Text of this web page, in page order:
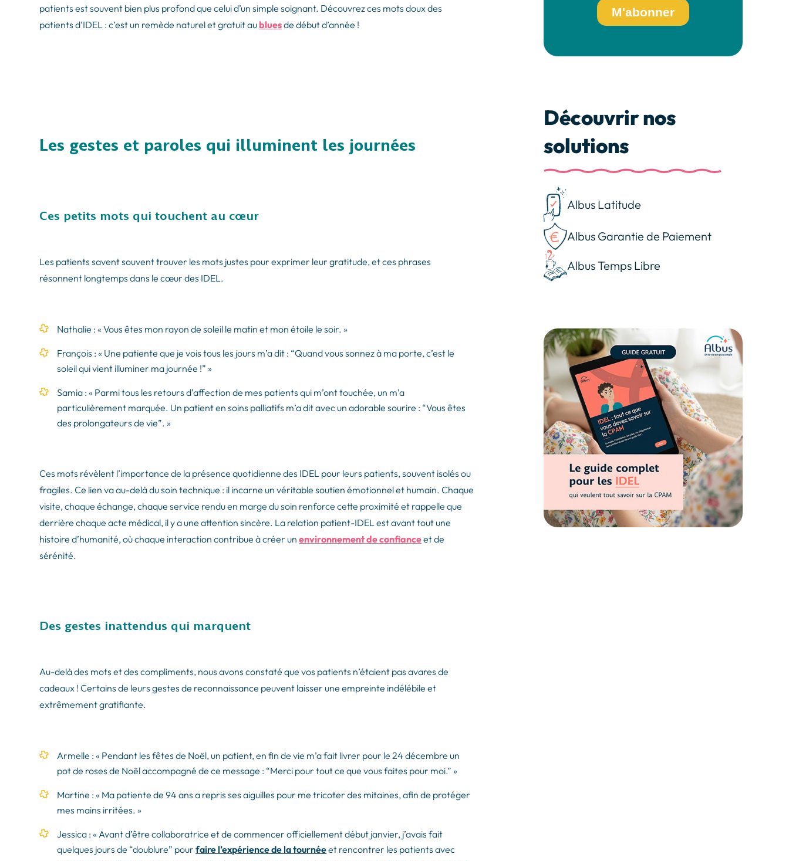
patients est souvent bien plus profond que celui d’un simple soignant. Découvrez ces mots doux des
patients d’IDEL : c’est un remède naturel et gratuit au bluesde début d’année !
Les gestes et paroles qui illuminent les journées
Ces petits mots qui touchent au cœur
Les patients savent souvent trouver les mots justes pour exprimer leur gratitude, et ces phrases
résonnent longtemps dans le cœur des IDEL.
Nathalie : « Vous êtes mon rayon de soleil le matin et mon étoile le soir. »
François : « Une patiente que je vois tous les jours m’a dit : “Quand vous sonnez à ma porte, c’est le
soleil qui vient illuminer ma journée !” »
Samia : « Parmi tous les retours d’affection de mes patients qui m’ont touchée, un m’a
particulièrement marquée. Un patient en soins palliatifs m’a dit avec un adorable sourire : “Vous êtes
des prolongateurs de vie”. »
Ces mots révèlent l’importance de la présence quotidienne des IDEL pour leurs patients, souvent isolés ou
fragiles. Ce lien va au-delà du soin technique : il incarne un véritable soutien émotionnel et humain. Chaque
visite, chaque échange, chaque service rendu en marge du soin renforce cette proximité et rappelle que
derrière chaque acte médical, il y a une attention sincère. La relation patient-IDEL est avant tout une
histoire d’humanité, où chaque interaction contribue à créer unenvironnement de confianceet de
sérénité.
Des gestes inattendus qui marquent
Au-delà des mots et des compliments, nous avons constaté que vos patients n’étaient pas avares de
cadeaux ! Certains de leurs gestes de reconnaissance peuvent laisser une empreinte indélébile et
extrêmement gratifiante.
Armelle : « Pendant les fêtes de Noël, un patient, en fin de vie m’a fait livrer pour le 24 décembre un
pot de roses de Noël accompagné de ce message : “Merci pour tout ce que vous faites pour moi.” »
Martine : « Ma patiente de 94 ans a repris ses aiguilles pour me tricoter des mitaines, afin de protéger
mes mains irritées. »
Jessica : « Avant d’être collaboratrice et de commencer officiellement début janvier, j’avais fait
quelques jours de “doublure” pourfaire l’expérience de la tournéeet rencontrer les patients avec
Découvrir nos
solutions
Albus Latitude
Albus Garantie de Paiement
Albus Temps Libre